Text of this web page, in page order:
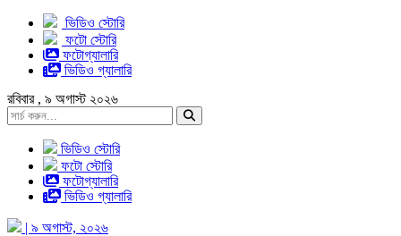
ভিডিও স্টোরি
ফটো স্টোরি
ফটোগ্যালারি
ভিডিও গ্যালারি
রবিবার , ৯ অগাস্ট ২০২৬
ভিডিও স্টোরি
ফটো স্টোরি
ফটোগ্যালারি
ভিডিও গ্যালারি
| ৯ অগাস্ট, ২০২৬